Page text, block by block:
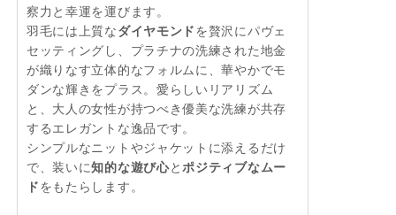
察力と幸運を運びます。
羽毛には上質なダイヤモンドを贅沢にパヴェ
セッティングし、プラチナの洗練された地金
が織りなす立体的なフォルムに、華やかでモ
ダンな輝きをプラス。愛らしいリアリズム
と、大人の女性が持つべき優美な洗練が共存
するエレガントな逸品です。
シンプルなニットやジャケットに添えるだけ
で、装いに知的な遊び心と ポジティブなムー
ドをもたらします。